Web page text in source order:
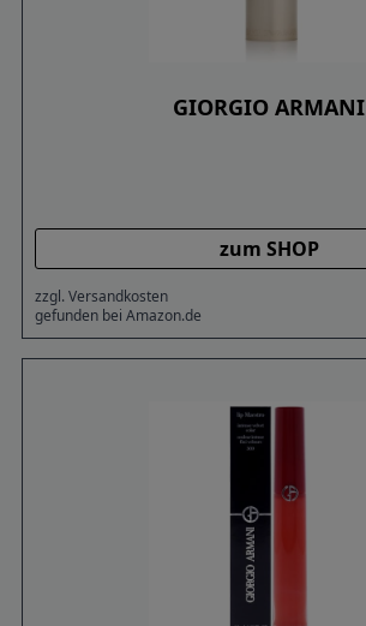
GIORGIO ARMANI
zum SHOP
zzgl. Versandkosten
gefunden bei Amazon.de